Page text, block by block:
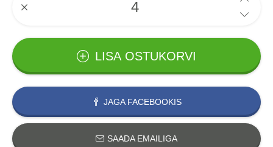
LISA OSTUKORVI
JAGA FACEBOOKIS
SAADA EMAILIGA